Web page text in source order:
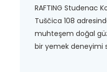
RAFTING Studenac
Tuščica 108
muhteşem doğal
bir yemek deneyimi